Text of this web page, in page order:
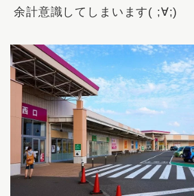
余計意識してしまいます( ;∀;)